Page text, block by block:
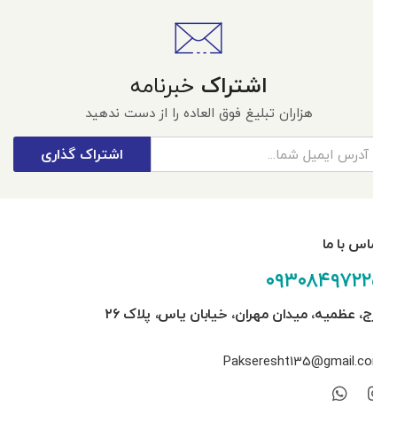
اشتراکخبرنامه
هزاران تبلیغ فوق العاده را از دست ندهید
اشتراک گذاری
تماس با ما
۰۹۳۰۸۴۹۷۲۲۵
کرج، عظمیه، میدان مهران، خیابان یاس، پلاک ۲۶
Pakseresht135@gmail.com